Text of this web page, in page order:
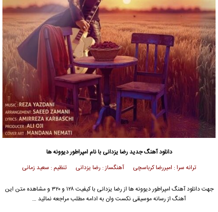
دانلود آهنگ جدیدرضا یزدانی با نام امپراطور دیوونه ها
ترانه سرا : امیررضا کرباسچی آهنگساز : رضا یزدانی تنظیم : سعید زمانی
جهت دانلود آهنگ امپراطور دیوونه ها از رضا یزدانی
با کیفیت ۱۲۸ و ۳۲۰ و مشاهده متن این
آهنگ از رسانه موسیقی نکست وان به ادامه مطلب مراجعه نمائید …